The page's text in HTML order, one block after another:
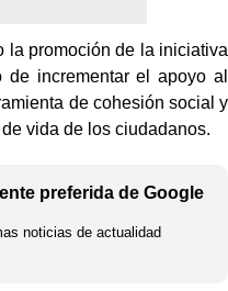
la promoción de la iniciativa
incrementar el apoyo al
de cohesión social y
vida de los ciudadanos.
preferida de Google
noticias de actualidad